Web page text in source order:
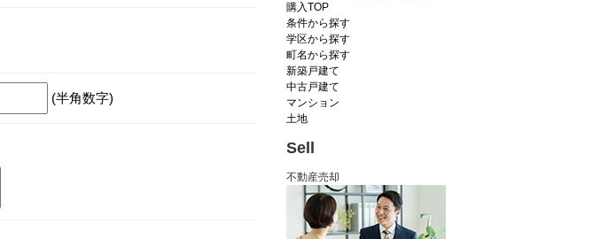
(半角数字)
購入TOP
条件から探す
学区から探す
町名から探す
新築戸建て
中古戸建て
マンション
土地
Sell
不動産売却